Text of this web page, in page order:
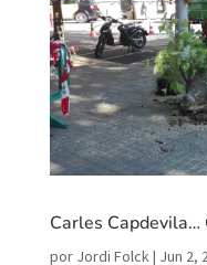
Carles
por Jordi Folck| Jun 2,